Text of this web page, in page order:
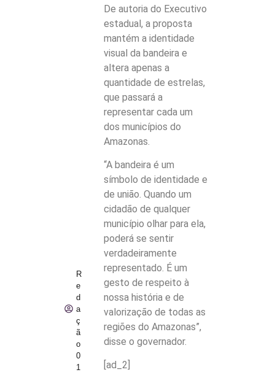
R
e
d
a
ç
ã
o
0
1
De autoria do Executivo
estadual, a proposta
mantém a identidade
visual da bandeira e
altera apenas a
quantidade de estrelas,
que passará a
representar cada um
dos municípios do
Amazonas.
“A bandeira é um
símbolo de identidade e
de união. Quando um
cidadão de qualquer
município olhar para ela,
poderá se sentir
verdadeiramente
representado. É um
gesto de respeito à
nossa história e de
valorização de todas as
regiões do Amazonas”,
disse o governador.
[ad_2]